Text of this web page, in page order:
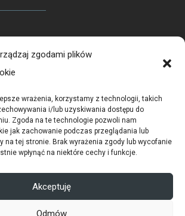
zgodami plików
wrażenia, korzystamy z technologii, takich
i/lub uzyskiwania dostępu do
Zgoda na te technologie pozwoli nam
jak zachowanie podczas przeglądania lub
na tej stronie. Brak wyrażenia zgody lub wycofanie
wpłynąć na niektóre cechy i funkcje.
Akceptuję
Odmów